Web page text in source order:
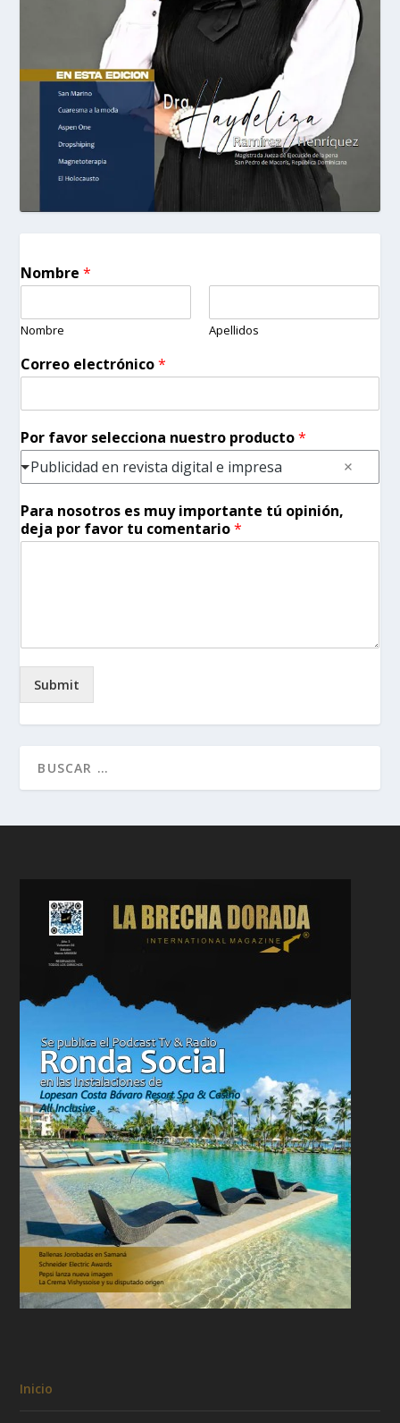
Nombre*
Nombre Apellidos
Correo electrónico*
Por favor selecciona nuestro producto*
Publicidad en revista digital e impresa
Para nosotros es muy importante tú opinión,
deja por favor tu comentario*
Submit
Inicio